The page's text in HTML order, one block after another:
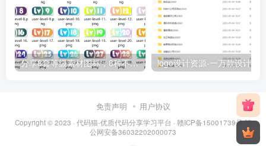
分享8套等级素材图标，8种不同风格主题，有动态等级图标、也有静态…
免责声明 用户协议
Copyright © 2023 · 代码猫-优质代码分享学习平台 · 赣ICP备15001739号赣
公网安备36032202000073